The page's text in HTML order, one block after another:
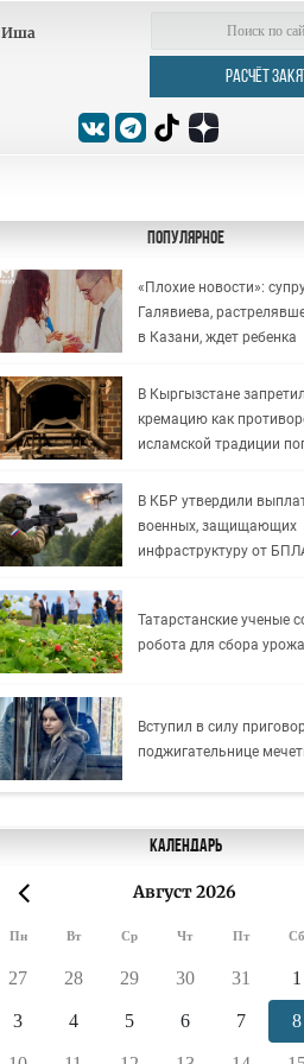
Иша
РАСЧЁТ
Популярное
«Плохие новости»:
Галявиева,
в Казани, ждет ребенка
В Кыргызстане
кремацию как
исламской традиции
В КБР утвердили
военных, защищающих
инфраструктуру от
Татарстанские ученые
робота для сбора
Вступил в силу
поджигательнице
Календарь
Август 2026
Пн Вт Ср Чт Пт Сб
27 28 29 30 31 1
3 4 5 6 7 8